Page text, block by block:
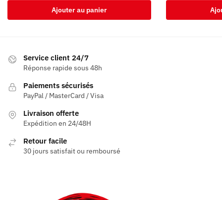
Ajouter au panier
Service client 24/7
Réponse rapide sous 48h
Paiements sécurisés
PayPal / MasterCard / Visa
Livraison offerte
Expédition en 24/48H
Retour facile
30 jours satisfait ou remboursé